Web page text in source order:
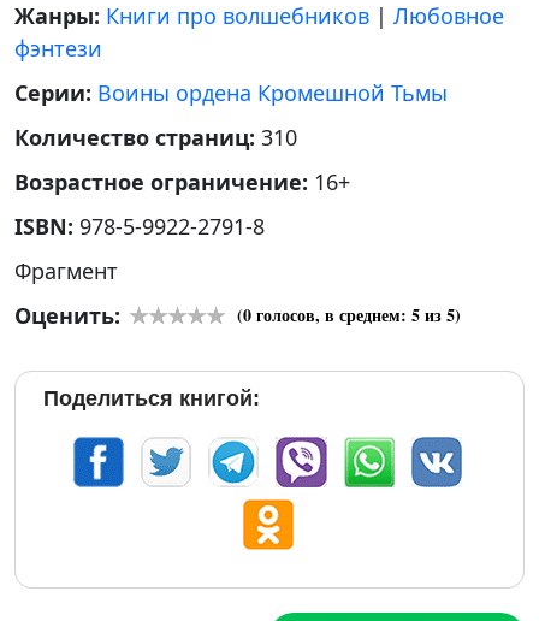
Жанры: Книги про волшебников | Любовное
фэнтези
Серии: Воины ордена Кромешной Тьмы
Количество страниц: 310
Возрастное ограничение: 16+
ISBN: 978-5-9922-2791-8
Фрагмент
Оценить:
(0голосов, в среднем: 5из 5)
Поделиться книгой: